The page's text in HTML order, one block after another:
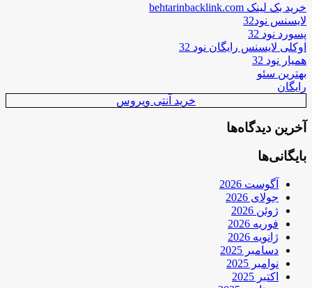
خرید بک لینک behtarinbacklink.com
لایسنس نود32
پسورد نود 32
اوکلی لایسنس رایگان نود 32
همیار نود 32
بهترین سئو
رایگان
خرید آنتی ویروس
آخرین دیدگاه‌ها
بایگانی‌ها
آگوست 2026
جولای 2026
ژوئن 2026
فوریه 2026
ژانویه 2026
دسامبر 2025
نوامبر 2025
اکتبر 2025